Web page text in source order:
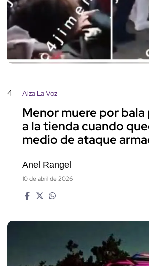
4 Alza La Voz
Menor muere por bala
a la tienda cuando
medio de ataque
Anel Rangel
10 de abril de 2026